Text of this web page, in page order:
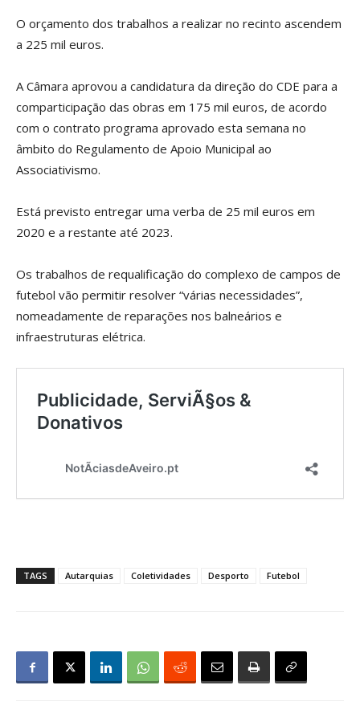
O orçamento dos trabalhos a realizar no recinto ascendem
a 225 mil euros.
A Câmara aprovou a candidatura da direção do CDE para a
comparticipação das obras em 175 mil euros, de acordo
com o contrato programa aprovado esta semana no
âmbito do Regulamento de Apoio Municipal ao
Associativismo.
Está previsto entregar uma verba de 25 mil euros em
2020 e a restante até 2023.
Os trabalhos de requalificação do complexo de campos de
futebol vão permitir resolver “várias necessidades”,
nomeadamente de reparações nos balneários e
infraestruturas elétrica.
TAGS Autarquias Coletividades Desporto Futebol